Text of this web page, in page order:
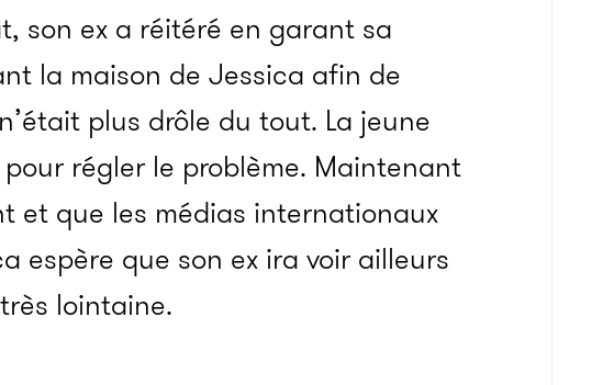
son ex a réitéré en garant sa
la maison de Jessica afin de
plus drôle du tout. La jeune
régler le problème. Maintenant
et que les médias internationaux
espère que son ex ira voir ailleurs
lointaine.